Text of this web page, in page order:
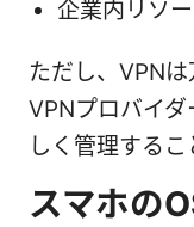
企業内リソ
ただし、VPN
VPNプロバイ
しく管理するこ
スマホの